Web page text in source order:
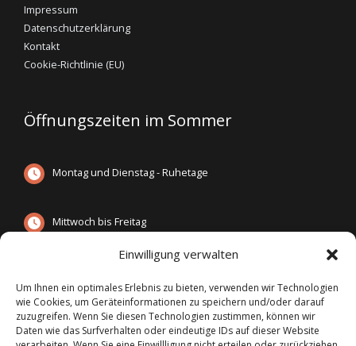
Einwilligung verwalten
Um Ihnen ein optimales Erlebnis zu bieten, verwenden wir Technologien
wie Cookies, um Geräteinformationen zu speichern und/oder darauf
zuzugreifen. Wenn Sie diesen Technologien zustimmen, können wir
Daten wie das Surfverhalten oder eindeutige IDs auf dieser Website
Impressum
Datenschutzerklärung
Kontakt
Cookie-Richtlinie (EU)
Öffnungszeiten im Sommer
Montag und Dienstag - Ruhetage
Mittwoch bis Freitag
Samstag und Sonntag